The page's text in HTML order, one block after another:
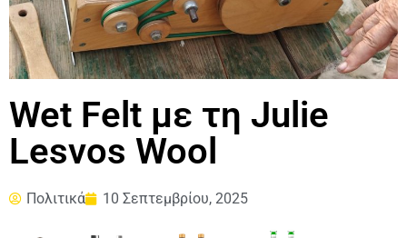
Wet Felt με τη Julie
Lesvos Wool
Πολιτικά 10 Σεπτεμβρίου, 2025